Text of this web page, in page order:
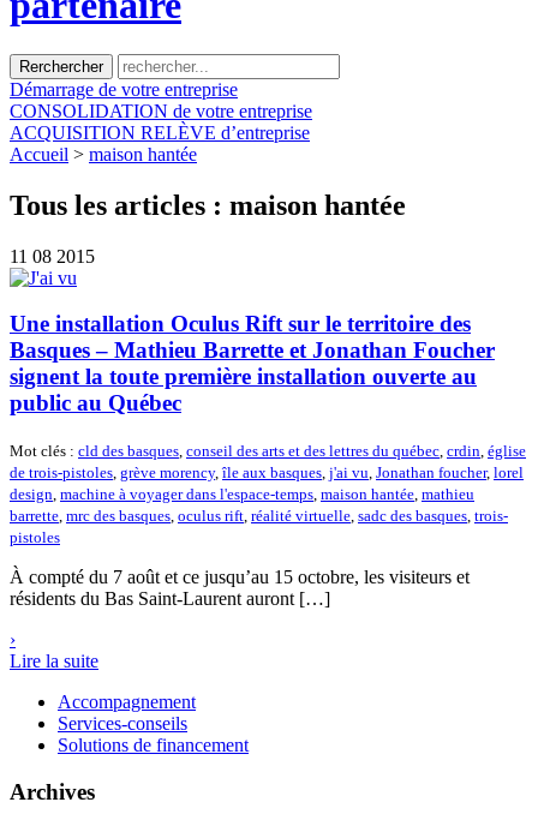
Démarrage de votre entreprise
CONSOLIDATION de votre entreprise
ACQUISITION RELÈVE d’entreprise
Accueil > maison hantée
Tous les articles : maison hantée
11 08 2015
Une installation Oculus Rift sur le territoire des
Basques – Mathieu Barrette et Jonathan Foucher
signent la toute première installation ouverte au
public au Québec
Mot clés : cld des basques, conseil des arts et des lettres du québec, crdin, église
de trois-pistoles, grève morency,île aux basques, j'ai vu, Jonathan foucher, lorel
design, machine à voyager dans l'espace-temps, maison hantée, mathieu
barrette, mrc des basques, oculus rift, réalité virtuelle, sadc des basques, trois-
pistoles
À compté du 7 août et ce jusqu’au 15 octobre, les visiteurs et
résidents du Bas Saint-Laurent auront […]
›
Lire la suite
Accompagnement
Services-conseils
Solutions de financement
Archives